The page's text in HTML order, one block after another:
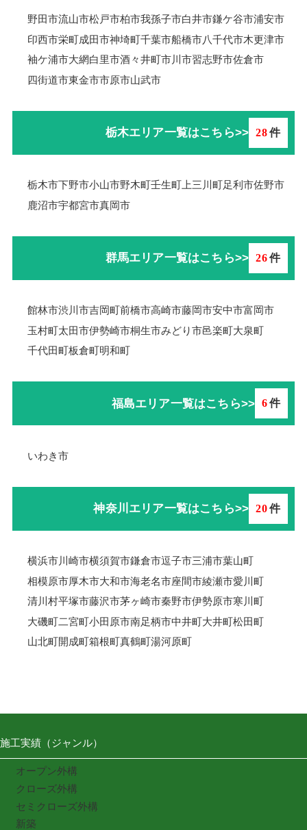
野田市流山市松戸市柏市我孫子市白井市鎌ケ谷市浦安市
印西市栄町成田市神埼町千葉市船橋市八千代市木更津市
袖ケ浦市大網白里市酒々井町市川市習志野市佐倉市
四街道市東金市市原市山武市
栃木エリア一覧はこちら>> 28件
栃木市下野市小山市野木町壬生町上三川町足利市佐野市
鹿沼市宇都宮市真岡市
群馬エリア一覧はこちら>> 26件
館林市渋川市吉岡町前橋市高崎市藤岡市安中市富岡市
玉村町太田市伊勢崎市桐生市みどり市邑楽町大泉町
千代田町板倉町明和町
福島エリア一覧はこちら>> 6件
いわき市
神奈川エリア一覧はこちら>> 20件
横浜市川崎市横須賀市鎌倉市逗子市三浦市葉山町
相模原市厚木市大和市海老名市座間市綾瀬市愛川町
清川村平塚市藤沢市茅ヶ崎市秦野市伊勢原市寒川町
大磯町二宮町小田原市南足柄市中井町大井町松田町
山北町開成町箱根町真鶴町湯河原町
施工実績（ジャンル）
オープン外構
クローズ外構
セミクローズ外構
新築